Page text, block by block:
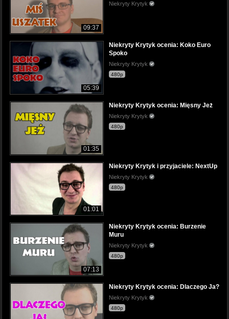
09:37
Niekryty Krytyk
05:39
Niekryty Krytyk ocenia: Koko Euro
Spoko
Niekryty Krytyk
480p
01:35
Niekryty Krytyk ocenia: Mięsny Jeż
Niekryty Krytyk
480p
01:01
Niekryty Krytyk i przyjaciele: NextUp
Niekryty Krytyk
480p
07:13
Niekryty Krytyk ocenia: Burzenie
Muru
Niekryty Krytyk
480p
Niekryty Krytyk ocenia: Dlaczego Ja?
Niekryty Krytyk
480p